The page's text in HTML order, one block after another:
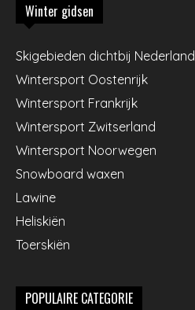
Winter gidsen
Skigebieden dichtbij Nederland
Wintersport Oostenrijk
Wintersport Frankrijk
Wintersport Zwitserland
Wintersport Noorwegen
Snowboard waxen
Lawine
Heliskiën
Toerskiën
POPULAIRE CATEGORIE